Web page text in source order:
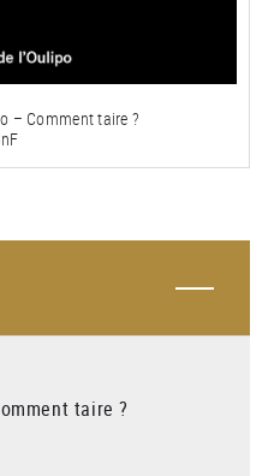
vidéo
– Comment taire ?
taire ?